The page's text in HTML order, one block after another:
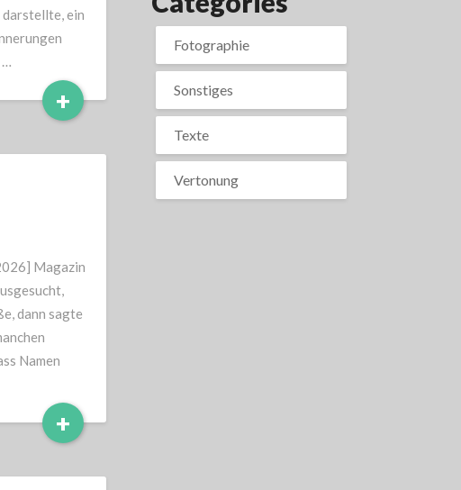
ein
…
+Read
More
Magazin
dann sagte
Namen
+Read
More
Fotographie
Sonstiges
Texte
Vertonung